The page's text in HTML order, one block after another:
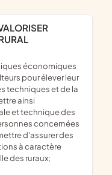
pour élever leur
techniques et de la
ainsi
et technique des
concernées
d'assurer des
à caractère
des ruraux;